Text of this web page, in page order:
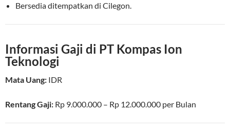
Bersedia ditempatkan di Cilegon.
Informasi Gaji di PT Kompas Ion
Teknologi
Mata Uang: IDR
Rentang Gaji: Rp 9.000.000 – Rp 12.000.000 per Bulan